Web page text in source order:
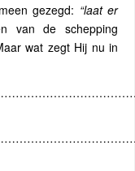
gezegd: “laat er
van de schepping
wat zegt Hij nu in